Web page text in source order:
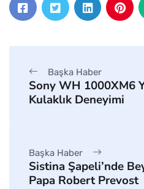
Başka Haber
Sony WH 1000XM6
Kulaklık Deneyimi
Başka Haber
Sistina Şapeli’nde
Papa Robert Prevost